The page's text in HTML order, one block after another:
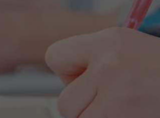
aus den meistgesuchten
Fachwirt
Negativerklärung